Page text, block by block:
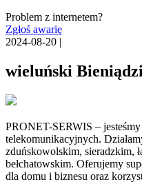
Problem z internetem?
Zgłoś awarię
2024-08-20 |
wieluński
PRONET-SERWIS –
telekomunikacyjnych.
zduńskowolskim, sieradzkim,
bełchatowskim. Oferujemy
dla domu i biznesu oraz